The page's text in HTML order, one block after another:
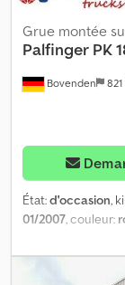
Bovenden
Grue montée
Palfinger PK
État:d'occasion,
01/2007, couleur:
grue,
commande de